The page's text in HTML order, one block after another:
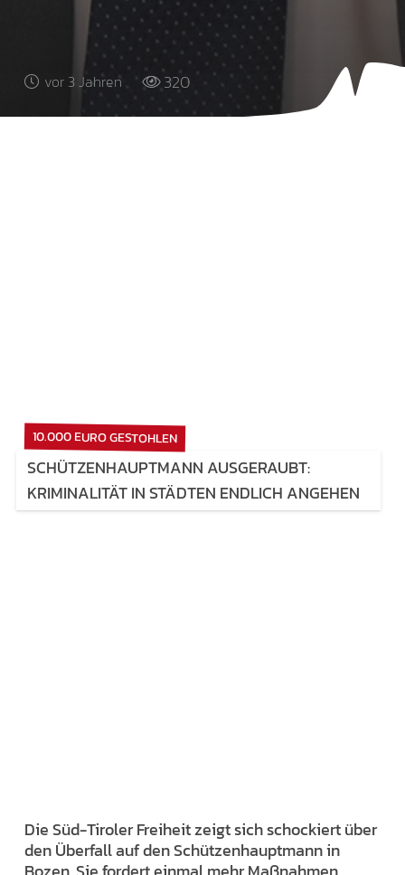
vor 3 Jahren 320
10.000 EURO GESTOHLEN
SCHÜTZENHAUPTMANN AUSGERAUBT:
KRIMINALITÄT IN STÄDTEN ENDLICH ANGEHEN
Die Süd-Tiroler Freiheit zeigt sich schockiert über
den Überfall auf den Schützenhauptmann in